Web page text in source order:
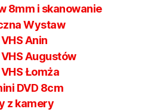
8mm i skanowanie
Wystaw
Anin
Augustów
Łomża
DVD 8cm
z kamery